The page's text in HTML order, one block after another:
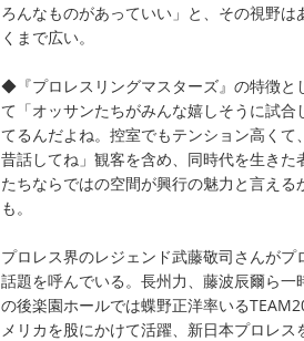
ろんなものがあっていい」と、その視野は
くまで広い。
◆『プロレスリングマスターズ』の特徴と
て「オッサンたちがみんな嬉しそうに試合
てるんだよね。控室でもテンション高くて、
昔話してね」観客を含め、同時代を生きた
たちならではの空間が興行の魅力と言える
も。
プロレス界のレジェンド武藤敬司さんが
話題を呼んでいる。長州力、藤波辰爾ら
の後楽園ホールでは蝶野正洋率いる
メリカを股にかけて活躍、新日本プロレ